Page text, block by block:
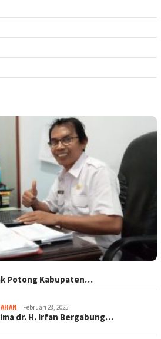
Potong Kabupaten…
Februari 28, 2025
dr. H. Irfan Bergabung…